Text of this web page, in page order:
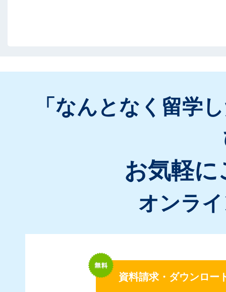
「なんとなく留学
お気軽
オンラ
資料請求・ダウンロー